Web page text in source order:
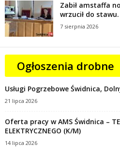
Zabił amstaffa
wrzucił do
7 sierpnia 2026
Ogłoszenia drobne
Usługi Pogrzebowe Świdnica,
21 lipca 2026
Oferta pracy w AMS Świdnica –
ELEKTRYCZNEGO (K/M)
14 lipca 2026